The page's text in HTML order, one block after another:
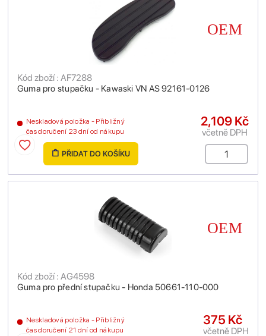
Guma pro stupačku - Kawaski VN AS 92161-0126
Kód zboží : AF7288
Neskladová položka - Přibližný
čas doručení 23 dní od nákupu
2,109 Kč
včetně DPH
PŘIDAT DO KOŠÍKU
Guma pro přední stupačku - Honda 50661-110-000
Kód zboží : AG4598
Neskladová položka - Přibližný
čas doručení 21 dní od nákupu
375 Kč
včetně DPH